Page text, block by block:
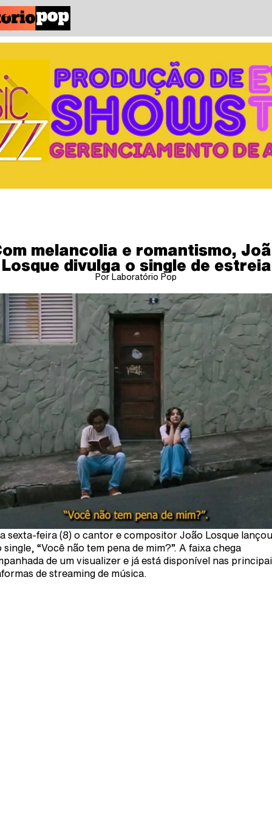
melancolia e romantismo,
Losque divulga o single de estreia
Por Laboratório Pop
sexta-feira (8) o cantor e compositor João Losque
single, “Você não tem pena de mim?”. A faixa chega
de um visualizer e já está disponível nas
de streaming de música.